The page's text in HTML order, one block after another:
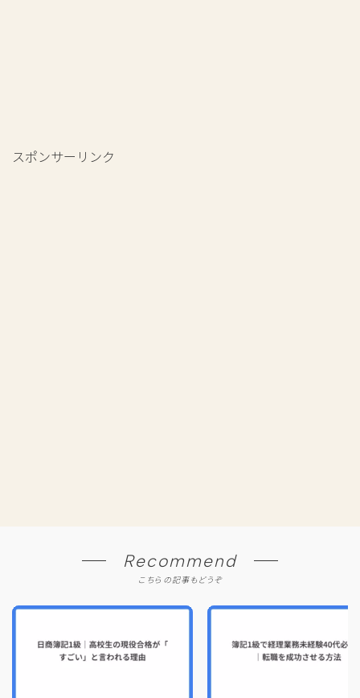
スポンサーリンク
Recommend
こちらの記事もどうぞ